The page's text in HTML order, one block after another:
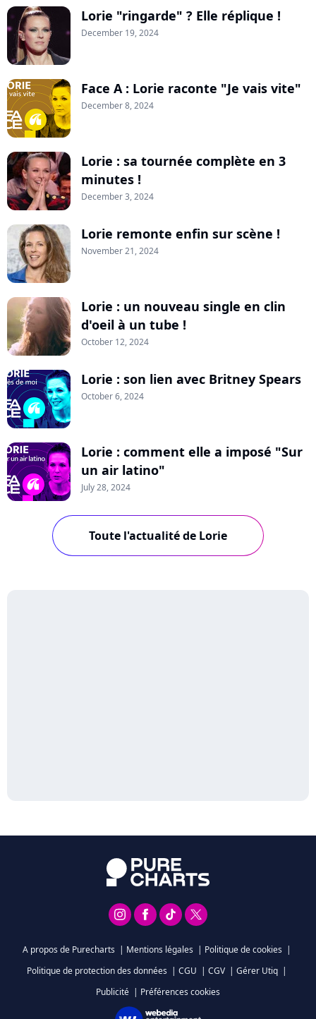
Lorie "ringarde" ? Elle réplique !
December 19, 2024
Face A : Lorie raconte "Je vais vite"
December 8, 2024
Lorie : sa tournée complète en 3
minutes !
December 3, 2024
Lorie remonte enfin sur scène !
November 21, 2024
Lorie : un nouveau single en clin
d'oeil à un tube !
October 12, 2024
Lorie : son lien avec Britney Spears
October 6, 2024
Lorie : comment elle a imposé "Sur
un air latino"
July 28, 2024
Toute l'actualité de Lorie
A propos de Purecharts | Mentions légales | Politique de cookies |
Politique de protection des données | CGU | CGV | Gérer Utiq |
Publicité | Préférences cookies